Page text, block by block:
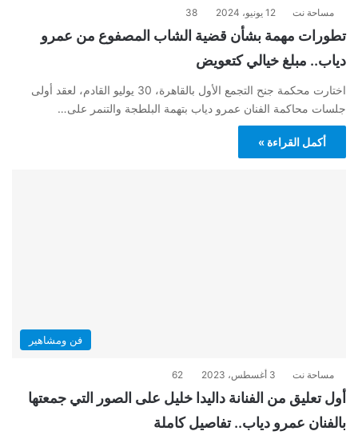
مساحة نت 12 يونيو، 2024 38
تطورات مهمة بشأن قضية الشاب المصفوع من عمرو
دياب.. مبلغ خيالي كتعويض
اختارت محكمة جنح التجمع الأول بالقاهرة، 30 يوليو القادم، لعقد أولى
جلسات محاكمة الفنان عمرو دياب بتهمة البلطجة والتنمر على…
أكمل القراءة »
فن ومشاهير
مساحة نت 3 أغسطس، 2023 62
أول تعليق من الفنانة داليدا خليل على الصور التي جمعتها
بالفنان عمرو دياب.. تفاصيل كاملة